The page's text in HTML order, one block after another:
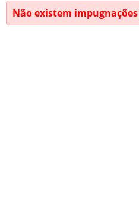
Não existem